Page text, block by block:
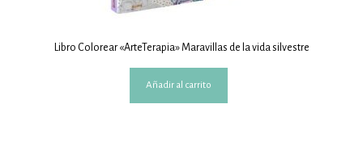
Libro Colorear «ArteTerapia» Maravillas de la vida silvestre
Añadir al carrito